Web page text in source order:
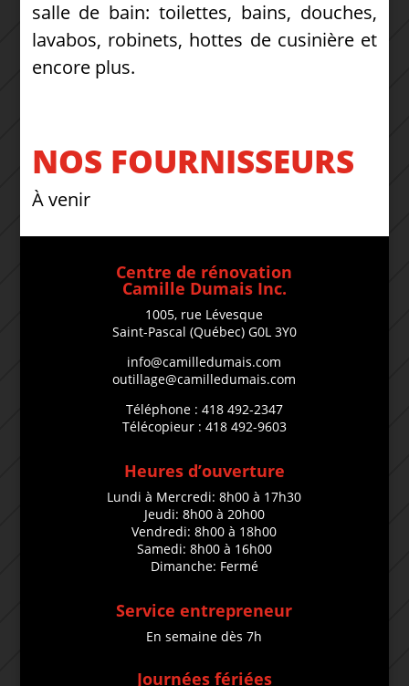
salle de bain: toilettes, bains, douches,
lavabos, robinets, hottes de cusinière et
encore plus.
NOS FOURNISSEURS
À venir
Centre de rénovation
Camille Dumais Inc.
1005, rue Lévesque
Saint-Pascal (Québec) G0L 3Y0
info@camilledumais.com
outillage@camilledumais.com
Téléphone : 418 492-2347
Télécopieur : 418 492-9603
Heures d’ouverture
Lundi à Mercredi: 8h00 à 17h30
Jeudi: 8h00 à 20h00
Vendredi: 8h00 à 18h00
Samedi: 8h00 à 16h00
Dimanche: Fermé
Service entrepreneur
En semaine dès 7h
Journées fériées